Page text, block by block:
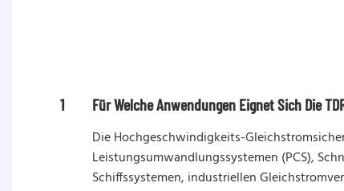
1 Für Welche Anwendungen Eignet Sich Die
Die Hochgeschwindigkeits-
Leistungsumwandlungssystemen (PCS),
Schiffssystemen, industriellen